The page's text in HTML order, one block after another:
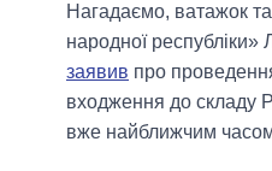
Нагадаємо, ватажок
народної республіки»
заявив про
входження до складу
вже найближчим